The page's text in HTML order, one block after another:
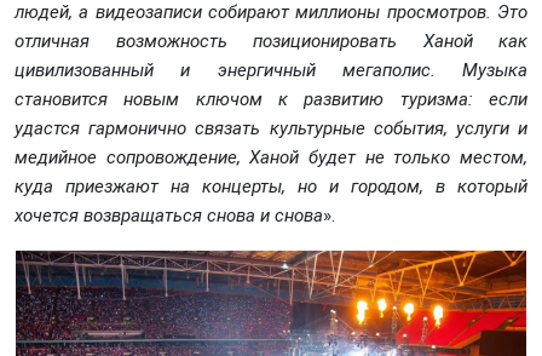
людей, а видеозаписи собирают миллионы просмотров. Это
отличная возможность позиционировать Ханой как
цивилизованный и энергичный мегаполис. Музыка
становится новым ключом к развитию туризма: если
удастся гармонично связать культурные события, услуги и
медийное сопровождение, Ханой будет не только местом,
куда приезжают на концерты, но и городом, в который
хочется возвращаться снова и снова».